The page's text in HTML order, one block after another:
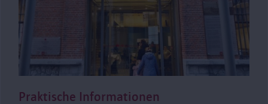
Praktische Informationen